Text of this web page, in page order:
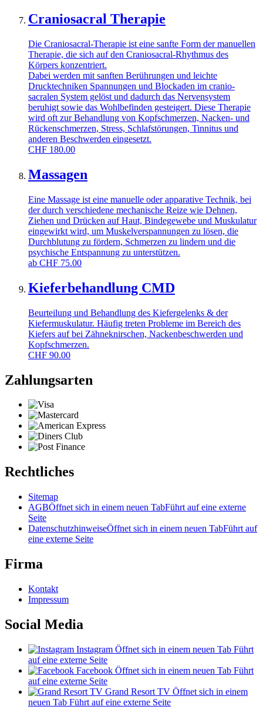
Craniosacral Therapie
Die Craniosacral-Therapie ist eine sanfte Form der manuellen
Therapie, die sich auf den Craniosacral-Rhythmus des
Körpers konzentriert.
Dabei werden mit sanften Berührungen und leichte
Drucktechniken Spannungen und Blockaden im cranio-
sacralen System gelöst und dadurch das Nervensystem
beruhigt sowie das Wohlbefinden gesteigert. Diese Therapie
wird oft zur Behandlung von Kopfschmerzen, Nacken- und
Rückenschmerzen, Stress, Schlafstörungen, Tinnitus und
anderen Beschwerden eingesetzt.
CHF 180.00
Massagen
Eine Massage ist eine manuelle oder apparative Technik, bei
der durch verschiedene mechanische Reize wie Dehnen,
Ziehen und Drücken auf Haut, Bindegewebe und Muskulatur
eingewirkt wird, um Muskelverspannungen zu lösen, die
Durchblutung zu fördern, Schmerzen zu lindern und die
psychische Entspannung zu unterstützen.
ab CHF 75.00
Kieferbehandlung CMD
Beurteilung und Behandlung des Kiefergelenks & der
Kiefermuskulatur. Häufig treten Probleme im Bereich des
Kiefers auf bei Zähneknirschen, Nackenbeschwerden und
Kopfschmerzen.
CHF 90.00
Zahlungsarten
Rechtliches
Sitemap
AGBÖffnet sich in einem neuen TabFührt auf eine externe
Seite
DatenschutzhinweiseÖffnet sich in einem neuen TabFührt auf
eine externe Seite
Firma
Kontakt
Impressum
Social Media
Instagram Öffnet sich in einem neuen Tab Führt
auf eine externe Seite
Facebook Öffnet sich in einem neuen Tab Führt
auf eine externe Seite
Grand Resort TV Öffnet sich in einem
neuen Tab Führt auf eine externe Seite